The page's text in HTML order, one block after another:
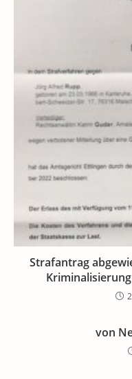
Strafantrag
von